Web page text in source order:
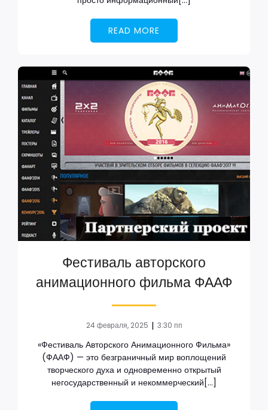
READ MORE
Фестиваль авторского
анимационного фильма ФААФ
24 февраля, 2025 | 3:30 пп
«Фестиваль Авторского Анимационного Фильма»
(ФААФ) — это безграничный мир воплощений
творческого духа и одновременно открытый
негосударственный и некоммерческий[…]